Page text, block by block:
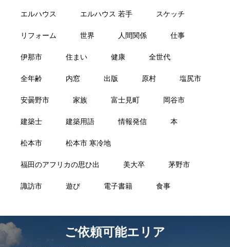
エルハウス エルハウス 若手 スケッチ
リフォーム 世界 人間関係 仕事
伊那市 住まい 健康 全世代
全年齢 内窓 出版 原村 塩尻市
安曇野市 家族 富士見町 岡谷市
建築士 建築用語 情報発信 本
松本市 松本市 寒冷地
福田のアフリカの思ひ出 美大卒 茅野市
諏訪市 遊び 電子書籍 食事
ご依頼可能エリア